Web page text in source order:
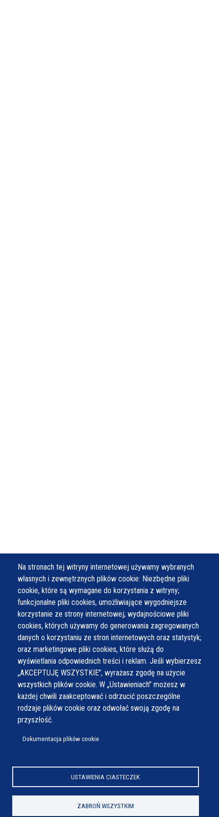
Na stronach tej witryny internetowej używamy wybranych
własnych i zewnętrznych plików cookie: Niezbędne pliki
cookie, które są wymagane do korzystania z witryny;
funkcjonalne pliki cookies, umożliwiające wygodniejsze
korzystanie ze strony internetowej; wydajnościowe pliki
cookies, których używamy do generowania zagregowanych
danych o korzystaniu ze stron internetowych oraz statystyk;
oraz marketingowe pliki cookies, które służą do
wyświetlania odpowiednich treści i reklam. Jeśli wybierzesz
„AKCEPTUJĘ WSZYSTKIE”, wyrażasz zgodę na użycie
wszystkich plików cookie. W „Ustawieniach” możesz w
każdej chwili zaakceptować i odrzucić poszczególne
rodzaje plików cookie oraz odwołać swoją zgodę na
przyszłość.
Dokumentacja plików cookie
USTAWIENIA CIASTECZEK
ZABROŃ WSZYSTKIM